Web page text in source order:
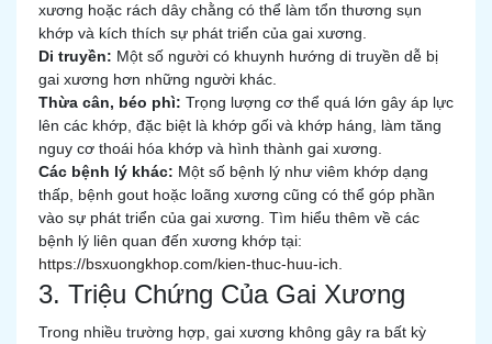
xương hoặc rách dây chằng có thể làm tổn thương sụn
khớp và kích thích sự phát triển của gai xương.
Di truyền: Một số người có khuynh hướng di truyền dễ bị
gai xương hơn những người khác.
Thừa cân, béo phì: Trọng lượng cơ thể quá lớn gây áp lực
lên các khớp, đặc biệt là khớp gối và khớp háng, làm tăng
nguy cơ thoái hóa khớp và hình thành gai xương.
Các bệnh lý khác: Một số bệnh lý như viêm khớp dạng
thấp, bệnh gout hoặc loãng xương cũng có thể góp phần
vào sự phát triển của gai xương. Tìm hiểu thêm về các
bệnh lý liên quan đến xương khớp tại:
https://bsxuongkhop.com/kien-thuc-huu-ich
3. Triệu Chứng Của Gai Xương
Trong nhiều trường hợp, gai xương không gây ra bất kỳ